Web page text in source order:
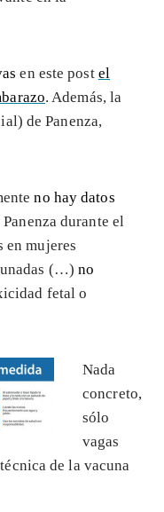
en este post el
. Además, la
de Panenza,
no hay datos
durante el
en mujeres
(…) no
fetal o
Nada
concreto,
sólo
vagas
de la vacuna